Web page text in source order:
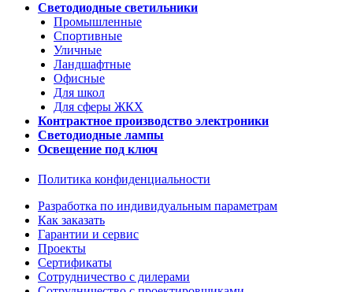
Светодиодные светильники
Промышленные
Спортивные
Уличные
Ландшафтные
Офисные
Для школ
Для сферы ЖКХ
Контрактное производство электроники
Светодиодные лампы
Освещение под ключ
Политика конфиденциальности
Разработка по индивидуальным параметрам
Как заказать
Гарантии и сервис
Проекты
Сертификаты
Сотрудничество с дилерами